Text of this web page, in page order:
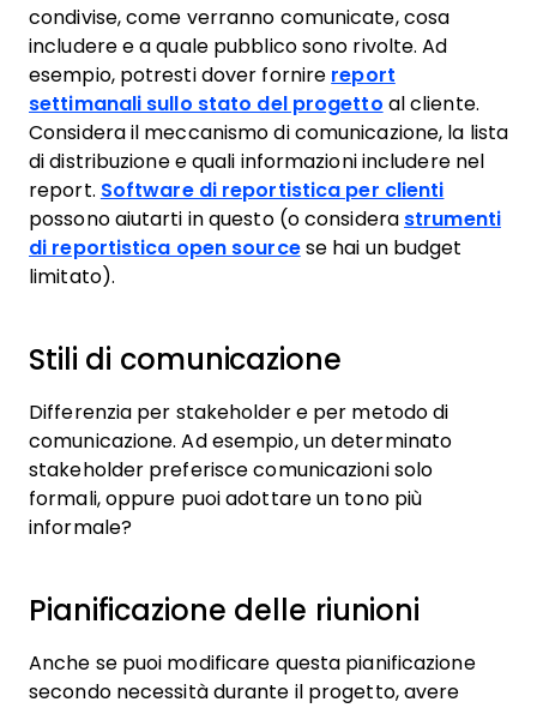
condivise, come verranno comunicate, cosa
includere e a quale pubblico sono rivolte. Ad
esempio, potresti dover fornire report
settimanali sullo stato del progetto al cliente.
Considera il meccanismo di comunicazione, la lista
di distribuzione e quali informazioni includere nel
report. Software di reportistica per clienti
possono aiutarti in questo (o considera strumenti
di reportistica open sourcese hai un budget
limitato).
Stili di comunicazione
Differenzia per stakeholder e per metodo di
comunicazione. Ad esempio, un determinato
stakeholder preferisce comunicazioni solo
formali, oppure puoi adottare un tono più
informale?
Pianificazione delle riunioni
Anche se puoi modificare questa pianificazione
secondo necessità durante il progetto, avere